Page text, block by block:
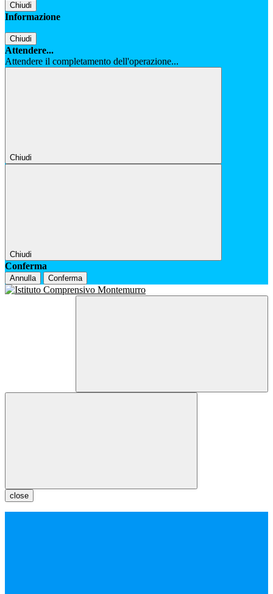
Chiudi
Informazione
Chiudi
Attendere...
Attendere il completamento dell'operazione...
Chiudi
Chiudi
Conferma
Annulla Conferma
close